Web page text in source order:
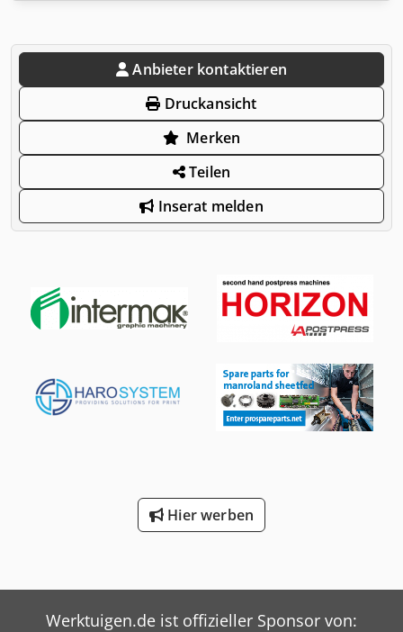
Anbieter kontaktieren
Druckansicht
Merken
Teilen
Inserat melden
Hier werben
Werktuigen.de ist offizieller Sponsor von: